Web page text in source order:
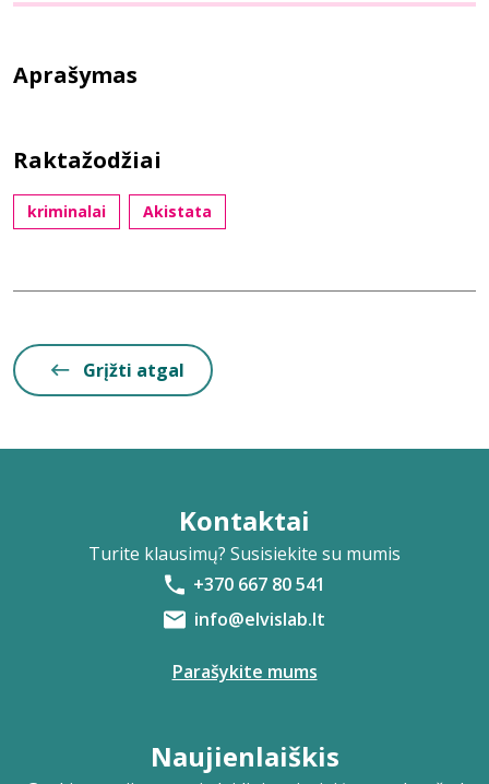
Aprašymas
Raktažodžiai
kriminalai Akistata
Grįžti atgal
Kontaktai
Turite klausimų? Susisiekite su mumis
+370 667 80 541
info@elvislab.lt
Parašykite mums
Naujienlaiškis